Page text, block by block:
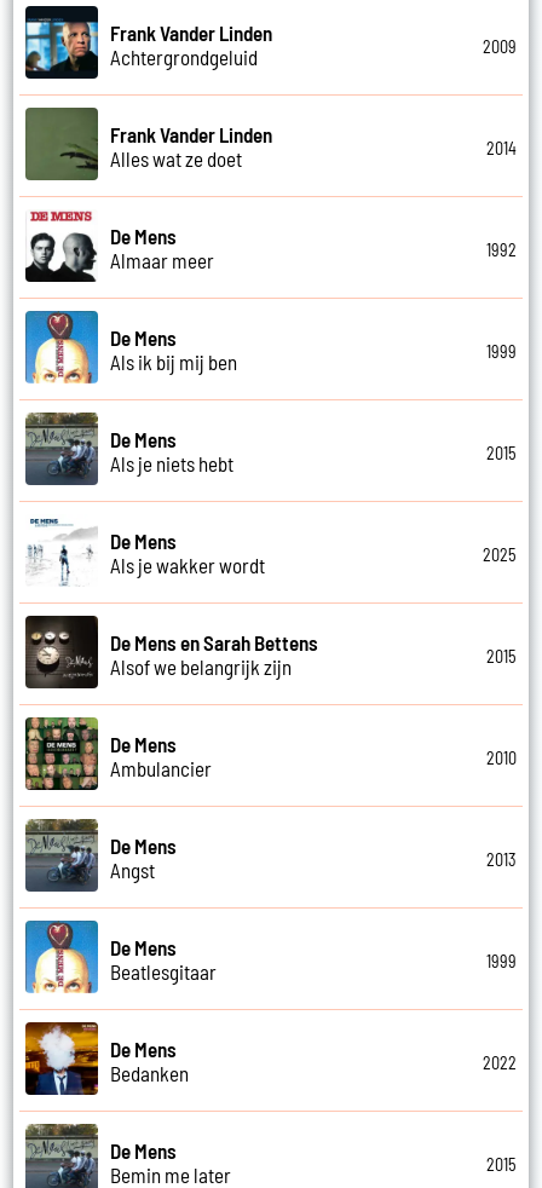
Frank Vander Linden
Achtergrondgeluid
2009
Frank Vander Linden
Alles wat ze doet
2014
De Mens
Almaar meer
1992
De Mens
Als ik bij mij ben
1999
De Mens
Als je niets hebt
2015
De Mens
Als je wakker wordt
2025
De Mens en Sarah Bettens
Alsof we belangrijk zijn
2015
De Mens
Ambulancier
2010
De Mens
Angst
2013
De Mens
Beatlesgitaar
1999
De Mens
Bedanken
2022
De Mens
Bemin me later
2015